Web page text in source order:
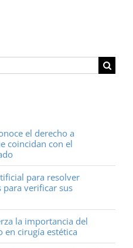
el derecho a
coincidan con el
para resolver
para verificar sus
la importancia del
cirugía estética